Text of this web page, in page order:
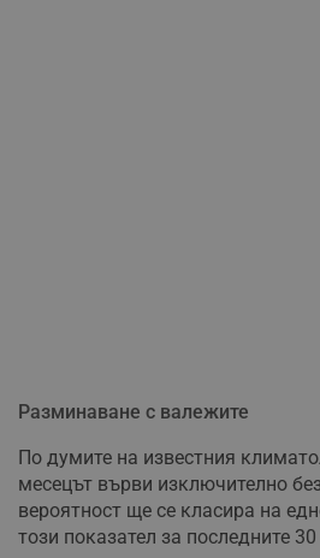
Разминаване с валежите
По думите на известния
месецът върви изключително
вероятност ще се класира на
този показател за последните